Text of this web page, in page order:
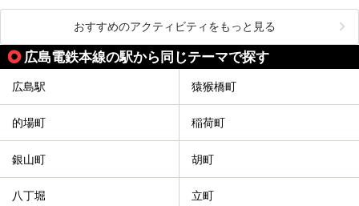
おすすめのアクティビティをもっと見る
広島電鉄本線の駅から同じテーマで探す
広島駅 猿猴橋町
的場町 稲荷町
銀山町 胡町
八丁堀 立町